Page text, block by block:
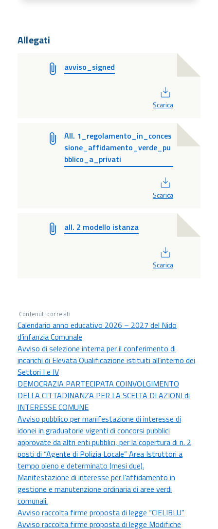
Allegati
avviso_signed
Scarica
All. 1_regolamento_in_conces
sione_affidamento_verde_pu
bblico_a_privati
Scarica
all. 2 modello istanza
Scarica
Contenuti correlati
Calendario anno educativo 2026 – 2027 del Nido
d’infanzia Comunale
Avviso di selezione interna per il conferimento di
incarichi di Elevata Qualificazione istituiti all’interno dei
Settori I e IV
DEMOCRAZIA PARTECIPATA COINVOLGIMENTO
DELLA CITTADINANZA PER LA SCELTA DI AZIONI di
INTERESSE COMUNE
Avviso pubblico per manifestazione di interesse di
idonei in graduatorie vigenti di concorsi pubblici
approvate da altri enti pubblici, per la copertura di n. 2
posti di “Agente di Polizia Locale” Area Istruttori a
tempo pieno e determinato (mesi due).
Manifestazione di interesse per l’affidamento in
gestione e manutenzione ordinaria di aree verdi
comunali.
Avviso raccolta firme proposta di legge “CIELIBLU"
Avviso raccolta firme proposta di legge Modifiche